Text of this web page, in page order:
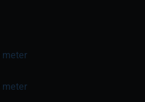
meter
meter